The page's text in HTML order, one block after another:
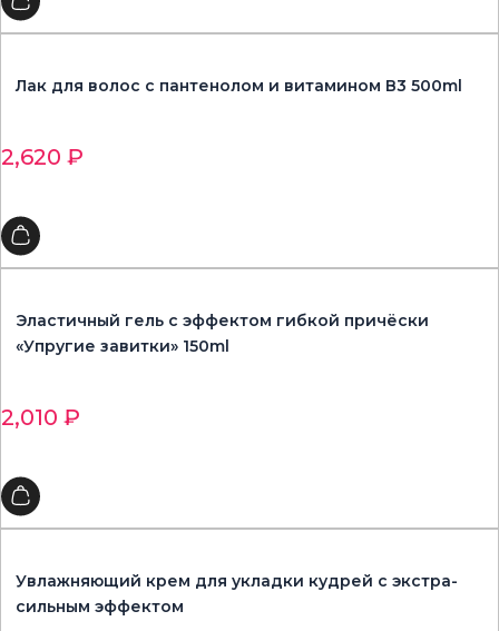
Лак для волос с пантенолом и витамином В3 500ml
2,620 ₽
Эластичный гель с эффектом гибкой причёски
«Упругие завитки» 150ml
2,010 ₽
Увлажняющий крем для укладки кудрей с экстра-
сильным эффектом